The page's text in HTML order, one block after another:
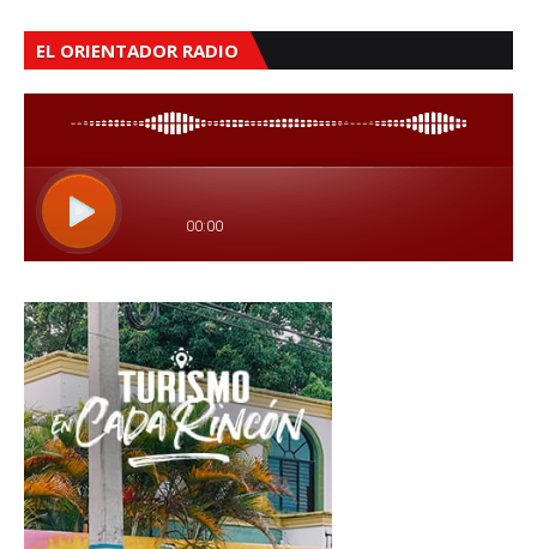
EL ORIENTADOR RADIO